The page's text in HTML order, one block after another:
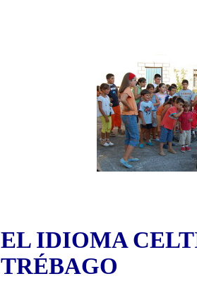
EL IDIOMA
TRÉBAGO